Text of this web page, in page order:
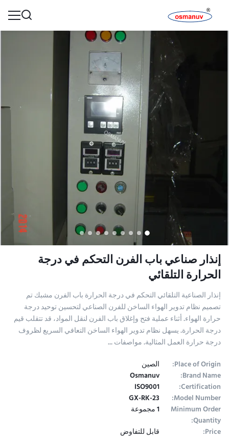
إنذار صناعي باب الفرن التحكم في درجة
الحرارة التلقائي
إنذار الصناعية التلقائي التحكم في درجة الحرارة باب الفرن مشبك تم
تصميم نظام تدوير الهواء الساخن للفرن الصناعي لتحسين توحيد درجة
حرارة الهواء. أثناء عملية فتح وإغلاق باب الفرن لنقل المواد، قد تتقلب قيم
درجة الحرارة. يسهل نظام تدوير الهواء الساخن التعافي السريع لظروف
درجة حرارة العمل المثالية. مواصفات ...
Place of Origin:
الصين
Brand Name:
Osmanuv
Certification:
ISO9001
Model Number:
GX-RK-23
Minimum Order
Quantity:
1 مجموعة
Price:
قابل للتفاوض